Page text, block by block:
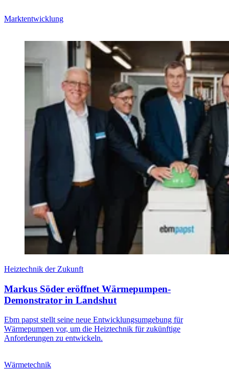
Marktentwicklung
Heiztechnik der Zukunft
Markus Söder eröffnet Wärmepumpen-
Demonstrator in Landshut
Ebm papst stellt seine neue Entwicklungsumgebung für
Wärmepumpen vor, um die Heiztechnik für zukünftige
Anforderungen zu entwickeln.
Wärmetechnik